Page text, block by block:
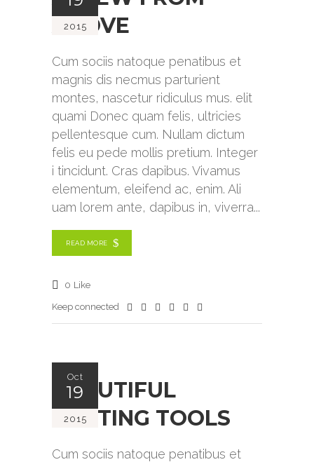
2015
ABOVE
Cum sociis natoque penatibus et
magnis dis necmus parturient
montes, nascetur ridiculus mus. elit
quami Donec quam felis, ultricies
pellentesque cum. Nullam dictum
felis eu pede mollis pretium. Integer
i tincidunt. Cras dapibus. Vivamus
elementum, eleifend ac, enim. Ali
uam lorem ante, dapibus in, viverra
READ MORE
0 Like
Keep connected
Oct
19
2015
BEAUTIFUL
WRITING TOOLS
Cum sociis natoque penatibus et